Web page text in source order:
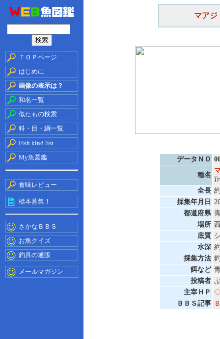
ＴＯＰページ
はじめに
画像の表示は？
和名一覧
似たもの検索
科・目・綱一覧
Fish kind list
My魚図鑑
食味レビュー
標本募集！
さかなＢＢＳ
お魚クイズ
釣具の通販
メールマガジン
マアジ
データＮＯ
種名
全長
採集年月日
都道府県
場所
底質
水深
採集方法
餌など
投稿者
主宰ＨＰ ◇
ＢＢＳ記事